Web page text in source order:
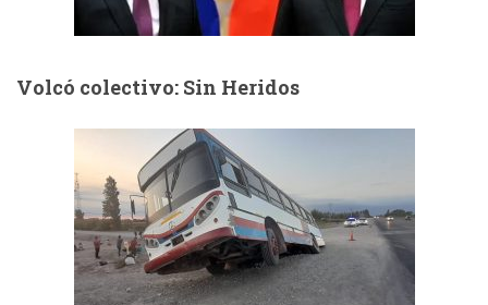
Volcó colectivo: Sin Heridos